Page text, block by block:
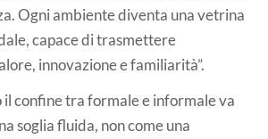
Ogni ambiente diventa una vetrina
capace di trasmettere
innovazione e familiarità”.
il confine tra formale e informale va
soglia fluida, non come una